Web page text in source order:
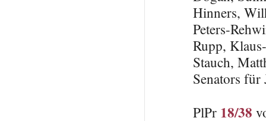
Hinners,
Peters-
Rupp,
Stauch,
Senators für
PlPr 18/38